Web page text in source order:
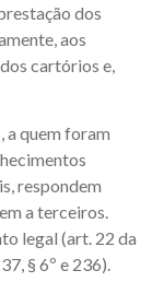
dos
aos
cartórios e,
a quem foram
respondem
a terceiros.
legal (art. 22 da
§ 6º e 236).